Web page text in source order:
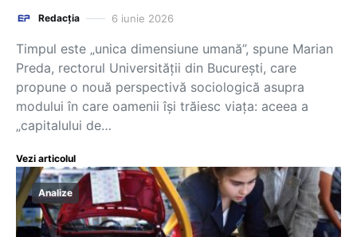
Redacția 6 iunie 2026
Timpul este „unica dimensiune umană”, spune Marian
Preda, rectorul Universității din București, care
propune o nouă perspectivă sociologică asupra
modului în care oamenii își trăiesc viața: aceea a
„capitalului de…
Vezi articolul
Analize